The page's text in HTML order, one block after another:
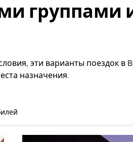
группами
эти варианты поездок в
назначения.